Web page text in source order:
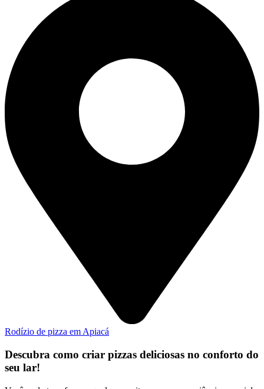
Rodízio de pizza em Apiacá
Descubra como criar pizzas deliciosas no conforto do
seu lar!